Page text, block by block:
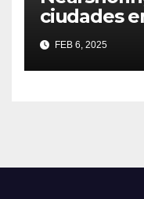
ciudades
definirán al
FEB 6, 2025